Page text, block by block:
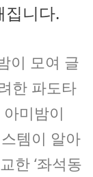
집니다.
이 모여 글
한 파도타
미밤이
템이 알아
한 ‘좌석동